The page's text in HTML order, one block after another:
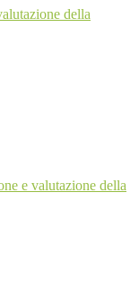
della
e valutazione della